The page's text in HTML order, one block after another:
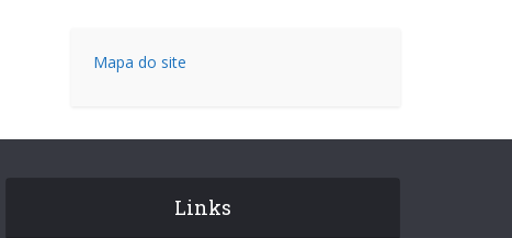
Mapa do site
Links